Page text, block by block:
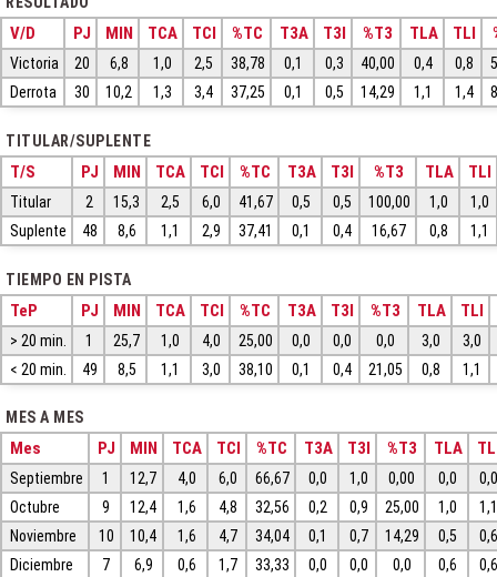
V/D PJ MIN TCA TCI %TC T3A T3I %T3 TLA TLI
Victoria 20 6,8 1,0 2,5 38,78 0,1 0,3 40,00 0,4 0,8
Derrota
30 10,2 1,3 3,4 37,25 0,1 0,5 14,29 1,1 1,4
TITULAR/SUPLENTE
T/S PJ MIN TCA TCI %TC T3A T3I %T3 TLA TLI
Titular 2 15,3 2,5 6,0 41,67 0,5 0,5 100,00 1,0
1,0
Suplente
48 8,6 1,1 2,9 37,41 0,1 0,4 16,67 0,8 1,1
TIEMPO EN PISTA
TeP PJ MIN TCA TCI %TC T3A T3I %T3 TLA TLI
> 20 min. 1 25,7 1,0 4,0 25,00 0,0 0,0 0,0 3,0
3,0
< 20 min.
49 8,5 1,1 3,0 38,10 0,1 0,4 21,05 0,8 1,1
MES A MES
Mes PJ MIN TCA TCI %TC T3A T3I %T3 TLA
Septiembre 1 12,7 4,0 6,0 66,67 0,0 1,0 0,00 0,0
0,0
Octubre
9 12,4 1,6 4,8 32,56 0,2 0,9 25,00 1,0
1,1
Noviembre
10 10,4 1,6 4,7 34,04 0,1 0,7 14,29 0,5
0,6
Diciembre
7 6,9 0,6 1,7 33,33 0,0 0,0 0,0 0,6
0,6